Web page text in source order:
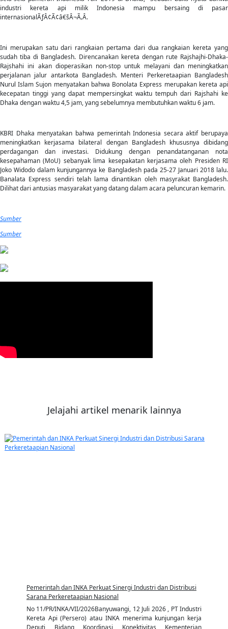
industri kereta api milik Indonesia mampu bersaing di pasar
internasionalÃƒÂ¢Ã¢â€šÂ¬Ã‚Â.
Ini merupakan satu dari rangkaian pertama dari dua rangkaian kereta yang
sudah tiba di Bangladesh. Direncanakan kereta dengan rute Rajshajhi-Dhaka-
Rajshahi ini akan dioperasikan non-stop untuk melayani dan meningkatkan
perjalanan jalur antarkota Bangladesh. Menteri Perkeretaapian Bangladesh
Nurul Islam Sujon menyatakan bahwa Bonolata Express merupakan kereta api
kecepatan tinggi yang dapat mempersingkat waktu tempuh dari Rajshahi ke
Dhaka dengan waktu 4,5 jam, yang sebelumnya membutuhkan waktu 6 jam.
KBRI Dhaka menyatakan bahwa pemerintah Indonesia secara aktif berupaya
meningkatkan kerjasama bilateral dengan Bangladesh khususnya dibidang
perdagangan dan investasi. Didukung dengan penandatanganan nota
kesepahaman (MoU) sebanyak lima kesepakatan kerjasama oleh Presiden RI
Joko Widodo dalam kunjungannya ke Bangladesh pada 25-27 Januari 2018 lalu.
Banalata Express sendiri telah lama dinantikan oleh masyrakat Bangladesh.
Dilihat dari antusias masyarakat yang datang dalam acara peluncuran kemarin.
Sumber
Sumber
Jelajahi artikel menarik lainnya
Pemerintah dan INKA Perkuat Sinergi Industri dan Distribusi
Sarana Perkeretaapian Nasional
No 11/PR/INKA/VII/2026Banyuwangi, 12 Juli 2026 , PT Industri
Kereta Api (Persero) atau INKA menerima kunjungan kerja
Deputi Bidang Koordinasi Konektivitas Kementerian